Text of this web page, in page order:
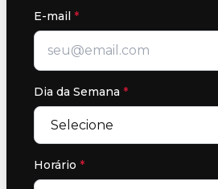
E-mail *
Dia da Semana *
Horário *